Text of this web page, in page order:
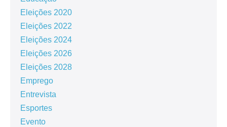
Eleições 2020
Eleições 2022
Eleições 2024
Eleições 2026
Eleições 2028
Emprego
Entrevista
Esportes
Evento